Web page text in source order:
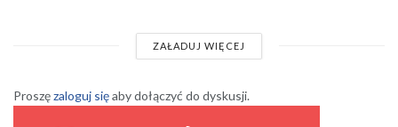
ZAŁADUJ WIĘCEJ
Proszęzaloguj sięaby dołączyć do dyskusji.